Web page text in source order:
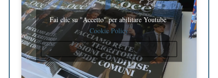
Fai clic su "Accetto" per abilitare Youtube
Cookie Policy
ACCETTO